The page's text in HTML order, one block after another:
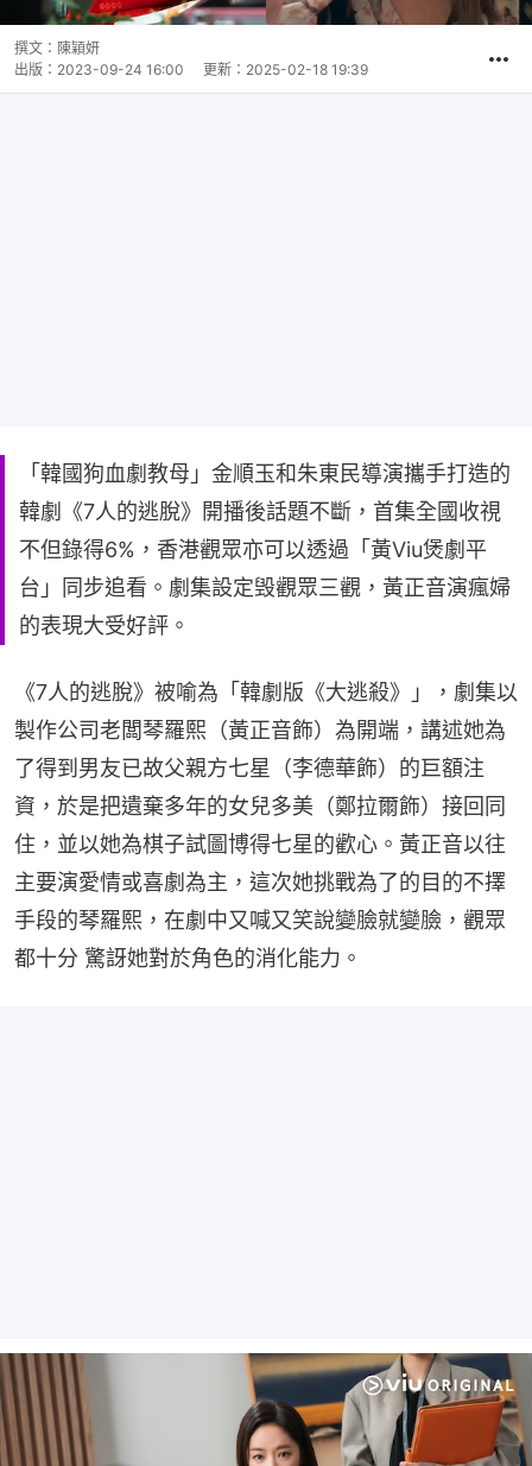
撰文： 陳穎妍
出版： 2023-09-24 16:00 更新： 2025-02-18 19:39
「韓國狗血劇教母」金順玉和朱東民導演攜手打造的
韓劇《7人的逃脫》開播後話題不斷，首集全國收視
不但錄得6%，香港觀眾亦可以透過「黃Viu煲劇平
台」同步追看。劇集設定毁觀眾三觀，黃正音演瘋婦
的表現大受好評。
《7人的逃脫》被喻為「韓劇版《大逃殺》」，劇集以
製作公司老闆琴羅熙（黃正音飾）為開端，講述她為
了得到男友已故父親方七星（李德華飾）的巨額注
資，於是把遺棄多年的女兒多美（鄭拉爾飾）接回同
住，並以她為棋子試圖博得七星的歡心。黃正音以往
主要演愛情或喜劇為主，這次她挑戰為了的目的不擇
手段的琴羅熙，在劇中又喊又笑說變臉就變臉，觀眾
都十分 驚訝她對於角色的消化能力。